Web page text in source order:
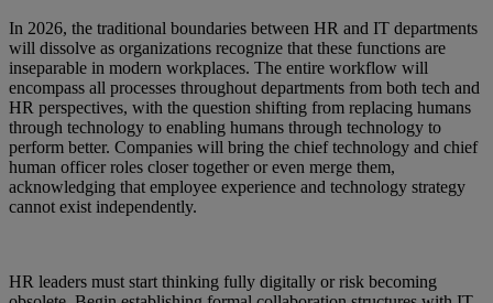
In 2026, the traditional boundaries between HR and IT departments
will dissolve as organizations recognize that these functions are
inseparable in modern workplaces. The entire workflow will
encompass all processes throughout departments from both tech and
HR perspectives, with the question shifting from replacing humans
through technology to enabling humans through technology to
perform better. Companies will bring the chief technology and chief
human officer roles closer together or even merge them,
acknowledging that employee experience and technology strategy
cannot exist independently.
HR leaders must start thinking fully digitally or risk becoming